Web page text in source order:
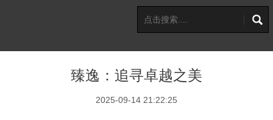
臻逸：追寻卓越之美
2025-09-14 21:22:25